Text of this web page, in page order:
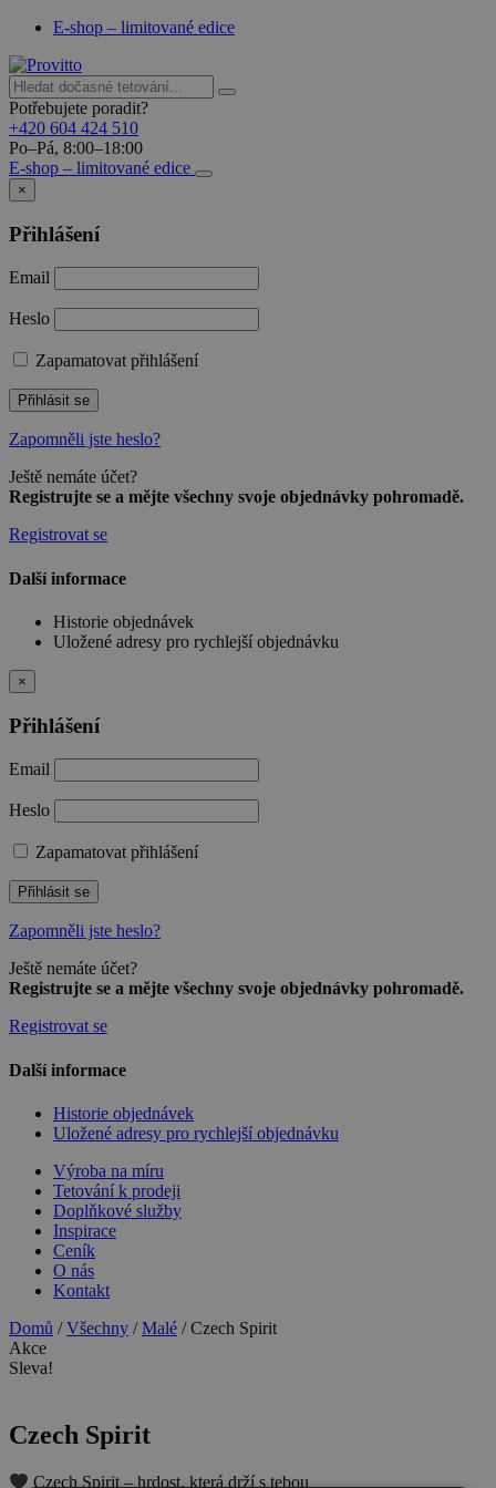
E-shop – limitované edice
Potřebujete poradit?
+420 604 424 510
Po–Pá, 8:00–18:00
E-shop – limitované edice
×
Přihlášení
Email
Heslo
Zapamatovat přihlášení
Přihlásit se
Zapomněli jste heslo?
Ještě nemáte účet?
Registrujte se a mějte všechny svoje objednávky pohromadě.
Registrovat se
Další informace
Historie objednávek
Uložené adresy pro rychlejší objednávku
×
Přihlášení
Email
Heslo
Zapamatovat přihlášení
Přihlásit se
Zapomněli jste heslo?
Ještě nemáte účet?
Registrujte se a mějte všechny svoje objednávky pohromadě.
Registrovat se
Další informace
Historie objednávek
Uložené adresy pro rychlejší objednávku
Výroba na míru
Tetování k prodeji
Doplňkové služby
Inspirace
Ceník
O nás
Kontakt
Domů /Všechny /Malé / Czech Spirit
Akce
Sleva!
Czech Spirit
Czech Spirit – hrdost, která drží s tebou